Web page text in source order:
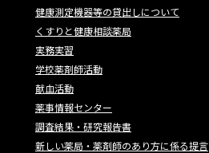
健康測定機器等の貸出しについて
くすりと健康相談薬局
実務実習
学校薬剤師活動
献血活動
薬事情報センター
調査結果・研究報告書
新しい薬局・薬剤師のあり方に係る提言